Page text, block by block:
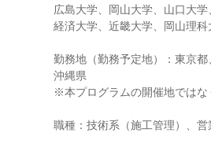
広島大学、岡山大学、山口大
経済大学、近畿大学、岡山理科
勤務地（勤務予定地）：東京
沖縄県
※本プログラムの開催地では
職種：技術系（施工管理）、営